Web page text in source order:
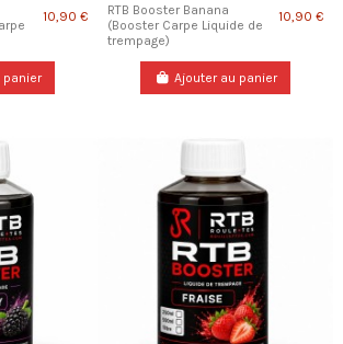
10,90 €
panier
RTB Booster Banana
(Booster Carpe Liquide de
trempage)
10,90 €
Ajouter au panier